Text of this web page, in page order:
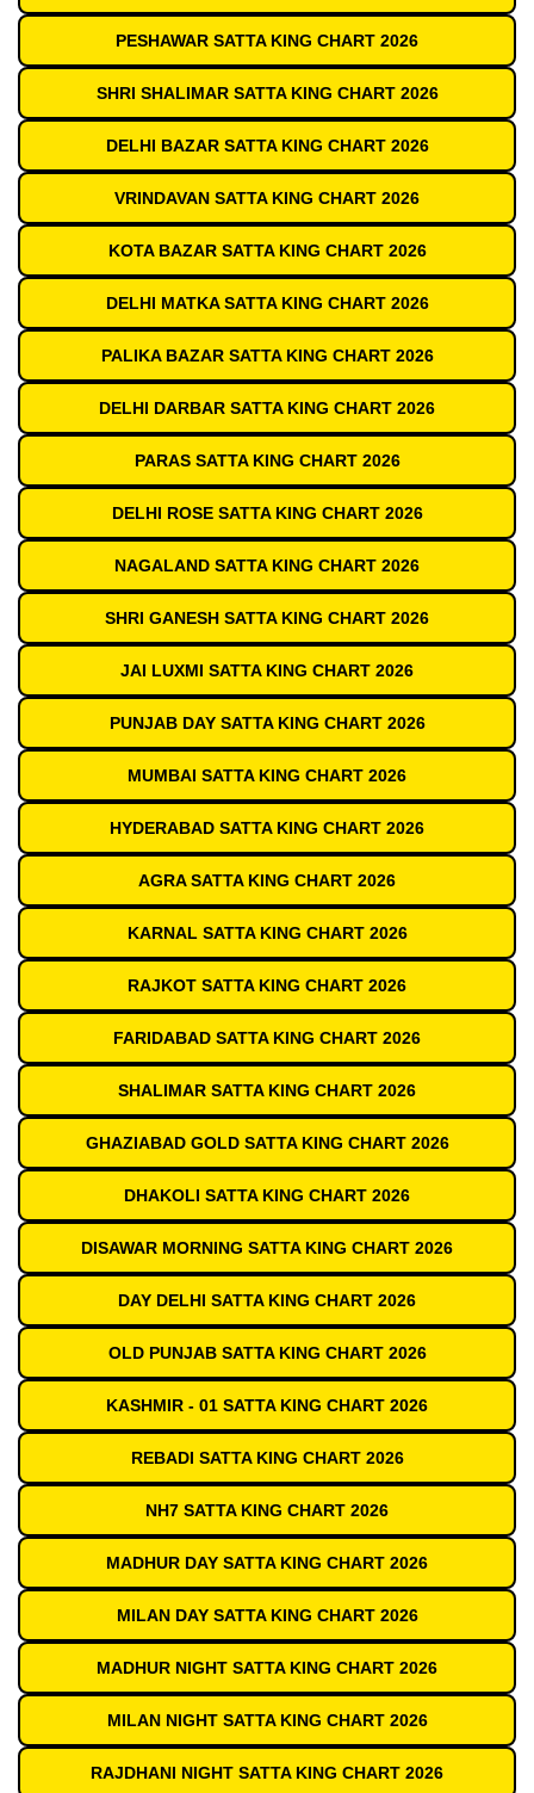
PESHAWAR SATTA KING CHART 2026
SHRI SHALIMAR SATTA KING CHART 2026
DELHI BAZAR SATTA KING CHART 2026
VRINDAVAN SATTA KING CHART 2026
KOTA BAZAR SATTA KING CHART 2026
DELHI MATKA SATTA KING CHART 2026
PALIKA BAZAR SATTA KING CHART 2026
DELHI DARBAR SATTA KING CHART 2026
PARAS SATTA KING CHART 2026
DELHI ROSE SATTA KING CHART 2026
NAGALAND SATTA KING CHART 2026
SHRI GANESH SATTA KING CHART 2026
JAI LUXMI SATTA KING CHART 2026
PUNJAB DAY SATTA KING CHART 2026
MUMBAI SATTA KING CHART 2026
HYDERABAD SATTA KING CHART 2026
AGRA SATTA KING CHART 2026
KARNAL SATTA KING CHART 2026
RAJKOT SATTA KING CHART 2026
FARIDABAD SATTA KING CHART 2026
SHALIMAR SATTA KING CHART 2026
GHAZIABAD GOLD SATTA KING CHART 2026
DHAKOLI SATTA KING CHART 2026
DISAWAR MORNING SATTA KING CHART 2026
DAY DELHI SATTA KING CHART 2026
OLD PUNJAB SATTA KING CHART 2026
KASHMIR - 01 SATTA KING CHART 2026
REBADI SATTA KING CHART 2026
NH7 SATTA KING CHART 2026
MADHUR DAY SATTA KING CHART 2026
MILAN DAY SATTA KING CHART 2026
MADHUR NIGHT SATTA KING CHART 2026
MILAN NIGHT SATTA KING CHART 2026
RAJDHANI NIGHT SATTA KING CHART 2026